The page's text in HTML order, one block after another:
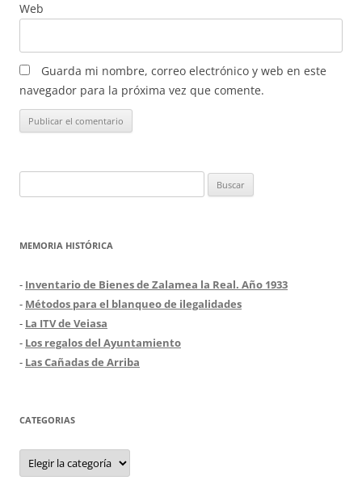
Web
Guarda mi nombre, correo electrónico y web en este
navegador para la próxima vez que comente.
MEMORIA HISTÓRICA
- Inventario de Bienes de Zalamea la Real. Año 1933
- Métodos para el blanqueo de ilegalidades
- La ITV de Veiasa
- Los regalos del Ayuntamiento
- Las Cañadas de Arriba
CATEGORIAS
Categorias